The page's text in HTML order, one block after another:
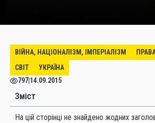
ВІЙНА, НАЦІОНАЛІЗМ, ІМПЕРІАЛІЗМ
СВІТ
УКРАЇНА
797 14.09.2015
Зміст
На цій сторінці не знайдено жодних